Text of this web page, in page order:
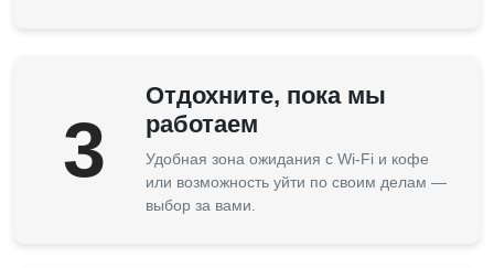
3
Отдохните, пока мы
работаем
Удобная зона ожидания с Wi-Fi и кофе
или возможность уйти по своим делам —
выбор за вами.